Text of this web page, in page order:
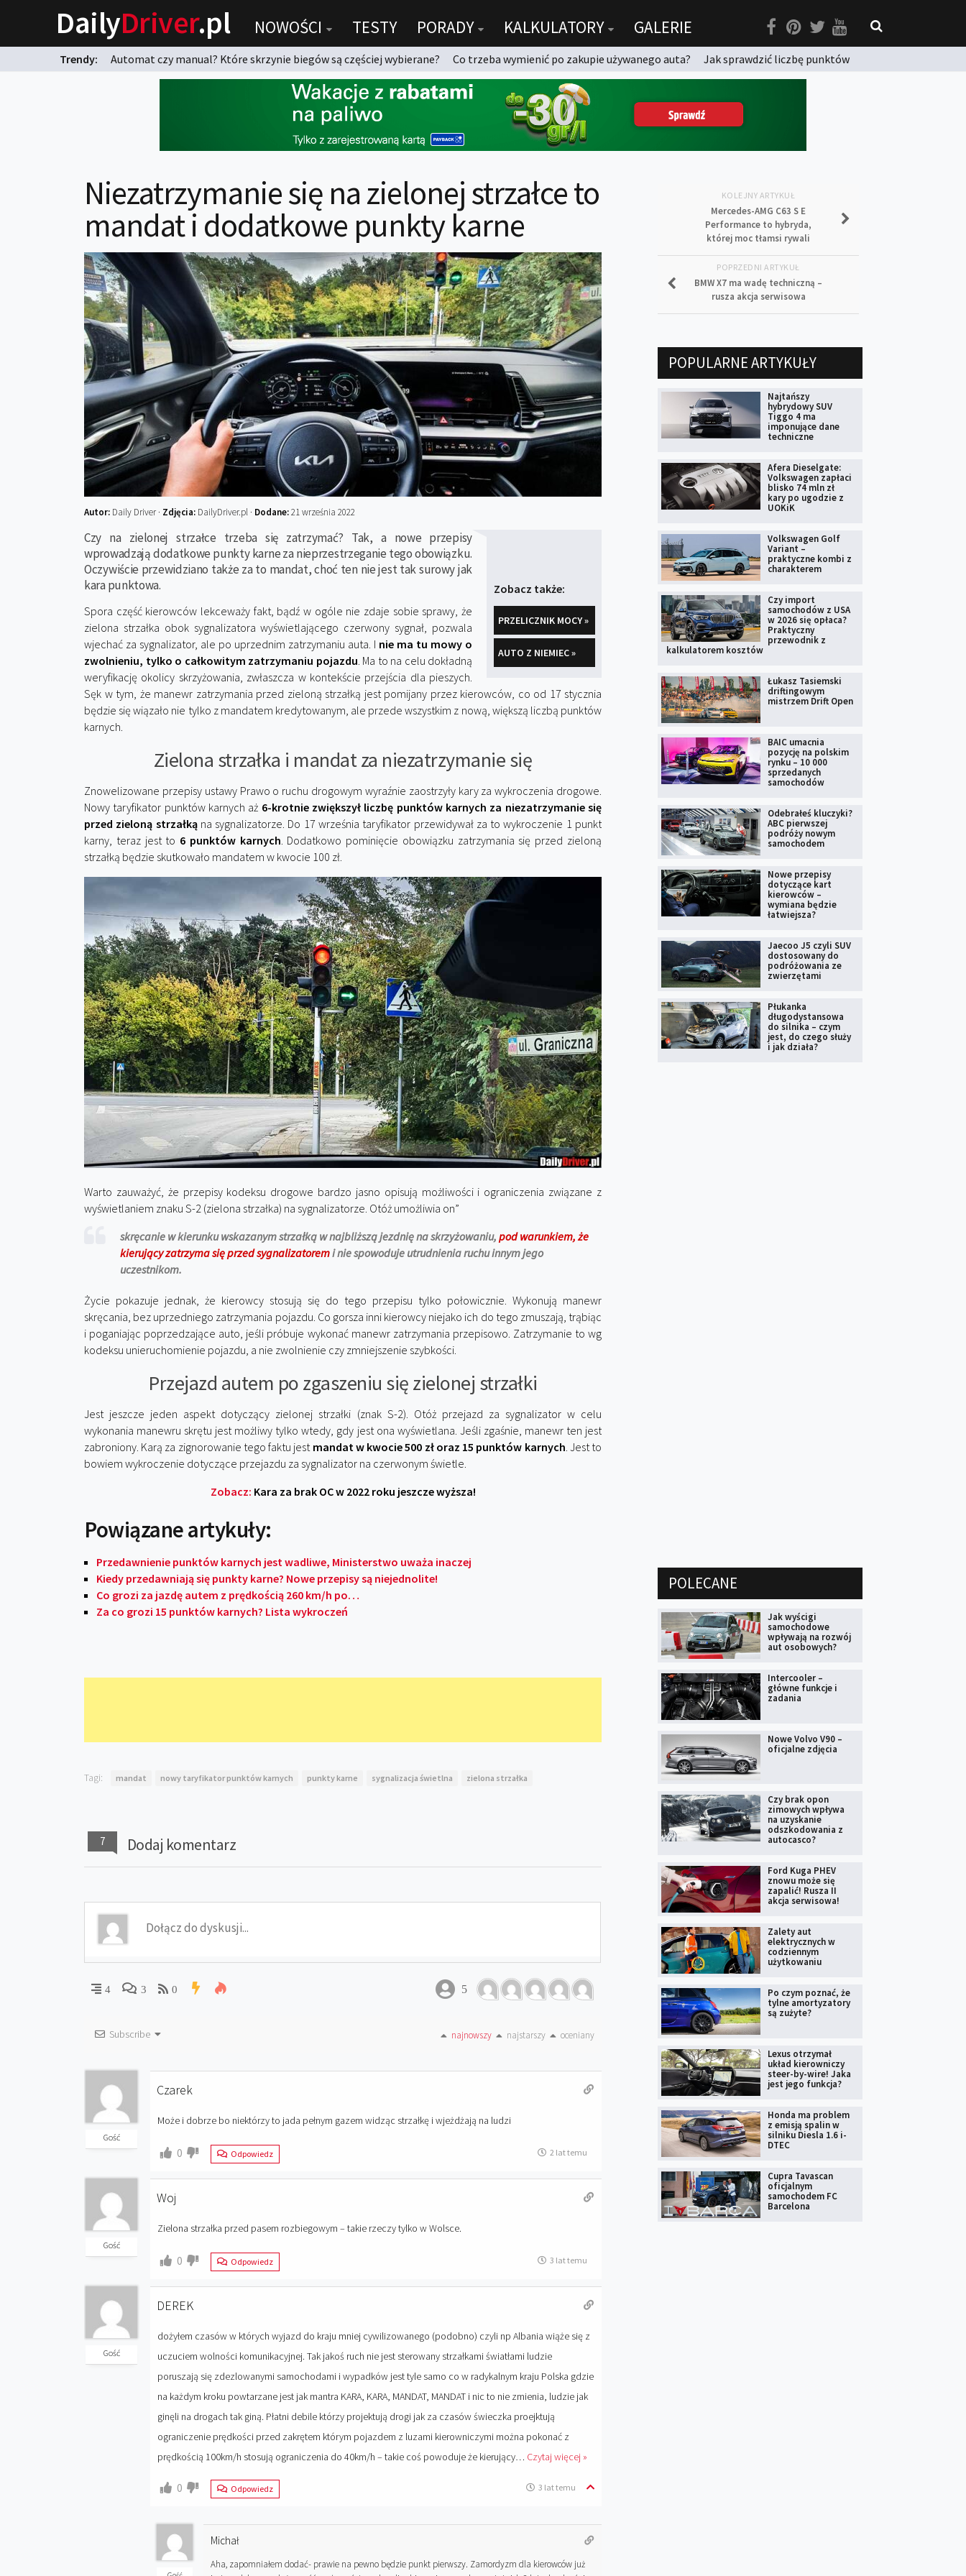
DailyDriver.pl NOWOŚCI TESTY PORADY KALKULATORY GALERIE
Trendy: Automat czy manual? Które skrzynie biegów są częściej wybierane? Co trzeba wymienić po zakupie używanego auta?
Jak sprawdzić liczbę punktów
Niezatrzymanie się na zielonej strzałce to
mandat i dodatkowe punkty karne
Autor: Daily Driver · Zdjęcia: DailyDriver.pl · Dodane:21 września 2022
Zobacz także:
PRZELICZNIK MOCY »
AUTO Z NIEMIEC »
Czy na zielonej strzałce trzeba się zatrzymać? Tak, a nowe przepisy
wprowadzają dodatkowe punkty karne za nieprzestrzeganie tego obowiązku.
Oczywiście przewidziano także za to mandat, choć ten nie jest tak surowy jak
kara punktowa.
Spora część kierowców lekceważy fakt, bądź w ogóle nie zdaje sobie sprawy, że
zielona strzałka obok sygnalizatora wyświetlającego czerwony sygnał, pozwala
wjechać za sygnalizator, ale po uprzednim zatrzymaniu auta. I nie ma tu mowy o
zwolnieniu, tylko o całkowitym zatrzymaniu pojazdu. Ma to na celu dokładną
weryfikację okolicy skrzyżowania, zwłaszcza w kontekście przejścia dla pieszych.
Sęk w tym, że manewr zatrzymania przed zieloną strzałką jest pomijany przez kierowców, co od 17 stycznia
będzie się wiązało nie tylko z mandatem kredytowanym, ale przede wszystkim z nową, większą liczbą punktów
karnych.
Zielona strzałka i mandat za niezatrzymanie się
Znowelizowane przepisy ustawy Prawo o ruchu drogowym wyraźnie zaostrzyły kary za wykroczenia drogowe.
Nowy taryfikator punktów karnych aż 6-krotnie zwiększył liczbę punktów karnych za niezatrzymanie się
przed zieloną strzałkąna sygnalizatorze. Do 17 września taryfikator przewidywał za to wykroczenie 1 punkt
karny, teraz jest to 6 punktów karnych. Dodatkowo pominięcie obowiązku zatrzymania się przed zieloną
strzałką będzie skutkowało mandatem w kwocie 100 zł.
Warto zauważyć, że przepisy kodeksu drogowe bardzo jasno opisują możliwości i ograniczenia związane z
wyświetlaniem znaku S-2 (zielona strzałka) na sygnalizatorze. Otóż umożliwia on”
skręcanie w kierunku wskazanym strzałką w najbliższą jezdnię na skrzyżowaniu, pod warunkiem, że
kierujący zatrzyma się przed sygnalizatoremi nie spowoduje utrudnienia ruchu innym jego
uczestnikom.
Życie pokazuje jednak, że kierowcy stosują się do tego przepisu tylko połowicznie. Wykonują manewr
skręcania, bez uprzedniego zatrzymania pojazdu. Co gorsza inni kierowcy niejako ich do tego zmuszają, trąbiąc
i poganiając poprzedzające auto, jeśli próbuje wykonać manewr zatrzymania przepisowo. Zatrzymanie to wg
kodeksu unieruchomienie pojazdu, a nie zwolnienie czy zmniejszenie szybkości.
Przejazd autem po zgaszeniu się zielonej strzałki
Jest jeszcze jeden aspekt dotyczący zielonej strzałki (znak S-2). Otóż przejazd za sygnalizator w celu
wykonania manewru skrętu jest możliwy tylko wtedy, gdy jest ona wyświetlana. Jeśli zgaśnie, manewr ten jest
zabroniony. Karą za zignorowanie tego faktu jest mandat w kwocie 500 zł oraz 15 punktów karnych. Jest to
bowiem wykroczenie dotyczące przejazdu za sygnalizator na czerwonym świetle.
Zobacz: Kara za brak OC w 2022 roku jeszcze wyższa!
Powiązane artykuły:
Przedawnienie punktów karnych jest wadliwe, Ministerstwo uważa inaczej
Kiedy przedawniają się punkty karne? Nowe przepisy są niejednolite!
Co grozi za jazdę autem z prędkością 260 km/h po…
Za co grozi 15 punktów karnych? Lista wykroczeń
Tagi: mandat nowy taryfikator punktów karnych punkty karne sygnalizacja świetlna zielona strzałka
7 Dodaj komentarz
4 3 0 5
Subscribe najnowszy najstarszy oceniany
Gość
Czarek
Może i dobrze bo niektórzy to jada pełnym gazem widząc strzałkę i wjeżdżają na ludzi
0 Odpowiedz 2 lat temu
Gość
Woj
Zielona strzałka przed pasem rozbiegowym – takie rzeczy tylko w Wolsce.
0 Odpowiedz 3 lat temu
Gość
DEREK
dożyłem czasów w których wyjazd do kraju mniej cywilizowanego (podobno) czyli np Albania wiąże się z
uczuciem wolności komunikacyjnej. Tak jakoś ruch nie jest sterowany strzałkami światłami ludzie
poruszają się zdezlowanymi samochodami i wypadków jest tyle samo co w radykalnym kraju Polska gdzie
na każdym kroku powtarzane jest jak mantra KARA, KARA, MANDAT, MANDAT i nic to nie zmienia, ludzie jak
ginęli na drogach tak giną. Płatni debile którzy projektują drogi jak za czasów świeczka proejktują
ograniczenie prędkości przed zakrętem którym pojazdem z luzami kierowniczymi można pokonać z
prędkością 100km/h stosują ograniczenia do 40km/h – takie coś powoduje że kierujący… Czytaj więcej »
0 Odpowiedz 3 lat temu
Michał
Aha, zapomniałem dodać- prawie na pewno będzie punkt pierwszy. Zamordyzm dla kierowców już
KOLEJNY ARTYKUŁ
Mercedes-AMG C63 S E
Performance to hybryda,
której moc tłamsi rywali
POPRZEDNI ARTYKUŁ
BMW X7 ma wadę techniczną –
rusza akcja serwisowa
POPULARNE ARTYKUŁY
Najtańszy
hybrydowy SUV
Tiggo 4 ma
imponujące dane
techniczne
Afera Dieselgate:
Volkswagen zapłaci
blisko 74 mln zł
kary po ugodzie z
UOKiK
Volkswagen Golf
Variant –
praktyczne kombi z
charakterem
Czy import
samochodów z USA
w 2026 się opłaca?
Praktyczny
przewodnik z
kalkulatorem kosztów
Łukasz Tasiemski
driftingowym
mistrzem Drift Open
BAIC umacnia
pozycję na polskim
rynku – 10 000
sprzedanych
samochodów
Odebrałeś kluczyki?
ABC pierwszej
podróży nowym
samochodem
Nowe przepisy
dotyczące kart
kierowców –
wymiana będzie
łatwiejsza?
Jaecoo J5 czyli SUV
dostosowany do
podróżowania ze
zwierzętami
Płukanka
długodystansowa
do silnika – czym
jest, do czego służy
i jak działa?
POLECANE
Jak wyścigi
samochodowe
wpływają na rozwój
aut osobowych?
Intercooler –
główne funkcje i
zadania
Nowe Volvo V90 –
oficjalne zdjęcia
Czy brak opon
zimowych wpływa
na uzyskanie
odszkodowania z
autocasco?
Ford Kuga PHEV
znowu może się
zapalić! Rusza II
akcja serwisowa!
Zalety aut
elektrycznych w
codziennym
użytkowaniu
Po czym poznać, że
tylne amortyzatory
są zużyte?
Lexus otrzymał
układ kierowniczy
steer-by-wire! Jaka
jest jego funkcja?
Honda ma problem
z emisją spalin w
silniku Diesla 1.6 i-
DTEC
Cupra Tavascan
oficjalnym
samochodem FC
Barcelona